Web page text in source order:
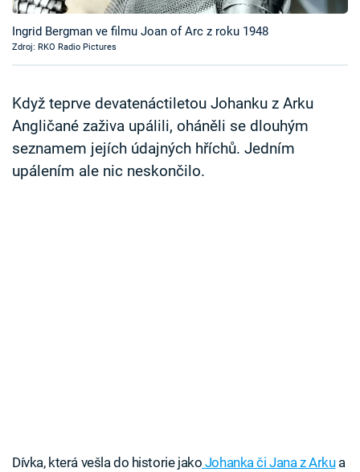
Sledujte prima+
Sledujte nás
Ingrid Bergman ve filmu Joan of Arc z roku 1948
Zdroj: RKO Radio Pictures
Když teprve devatenáctiletou Johanku z Arku
Angličané zaživa upálili, oháněli se dlouhým
seznamem jejích údajných hříchů. Jedním
upálením ale nic neskončilo.
Dívka, která vešla do historie jako Johanka či Jana z Arkua